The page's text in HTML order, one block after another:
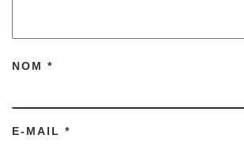
NOM *
E-MAIL *